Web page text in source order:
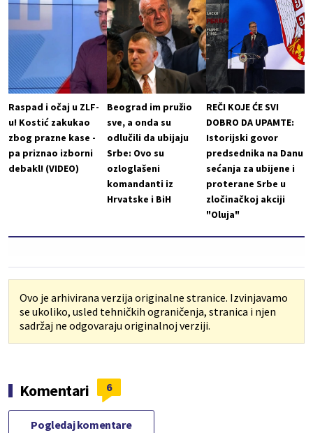
Raspad i očaj u ZLF-
u! Kostić zakukao
zbog prazne kase -
pa priznao izborni
debakl! (VIDEO)
Beograd im pružio
sve, a onda su
odlučili da ubijaju
Srbe: Ovo su
ozloglašeni
komandanti iz
Hrvatske i BiH
REČI KOJE ĆE SVI
DOBRO DA UPAMTE:
Istorijski govor
predsednika na Danu
sećanja za ubijene i
proterane Srbe u
zločinačkoj akciji
"Oluja"
Ovo je arhivirana verzija originalne stranice. Izvinjavamo
se ukoliko, usled tehničkih ograničenja, stranica i njen
sadržaj ne odgovaraju originalnoj verziji.
Komentari 6
Pogledaj komentare